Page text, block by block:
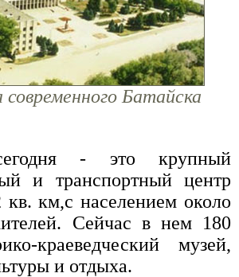
Батайска
- это крупный
и транспортный центр
км,с населением около
Сейчас в нем 180
краеведческий музей,
и отдыха.